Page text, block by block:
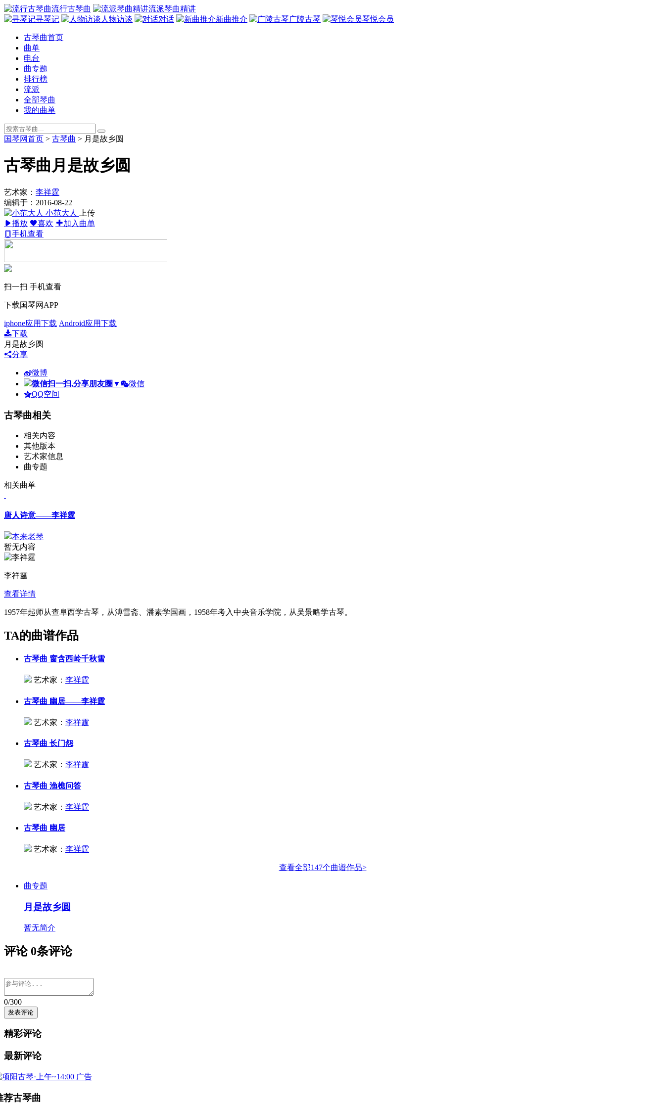
流行古琴曲
流派琴曲精讲
寻琴记
人物访谈 对话 新曲推介 广陵古琴 琴悦会员
古琴曲首页
曲单
电台
曲专题
排行榜
流派
全部琴曲
我的曲单
国琴网首页 > 古琴曲 > 月是故乡圆
古琴曲月是故乡圆
艺术家： 李祥霆
编辑于：2016-08-22
小范大人
上传
播放
喜欢
加入曲单
手机查看
扫一扫 手机查看
下载国琴网APP
iphone应用下载 Android应用下载
下载
月是故乡圆
分享
微博
微信扫一扫,分享朋友圈 ▼
微信
QQ空间
古琴曲相关
相关内容
其他版本
艺术家信息
曲专题
相关曲单
唐人诗意——李祥霆
本来老琴
暂无内容
李祥霆
查看详情
1957年起师从查阜西学古琴，从溥雪斋、潘素学国画，1958年考入中央音乐学院，从吴景略学古琴。
TA的曲谱作品
古琴曲 窗含西岭千秋雪
艺术家： 李祥霆
古琴曲 幽居——李祥霆
艺术家： 李祥霆
古琴曲 长门怨
艺术家： 李祥霆
古琴曲 渔樵问答
艺术家： 李祥霆
古琴曲 幽居
艺术家： 李祥霆
查看全部147个曲谱作品>
曲专题
月是故乡圆
暂无简介
评论 0条评论
0/300
精彩评论
最新评论
广告
荐古琴曲